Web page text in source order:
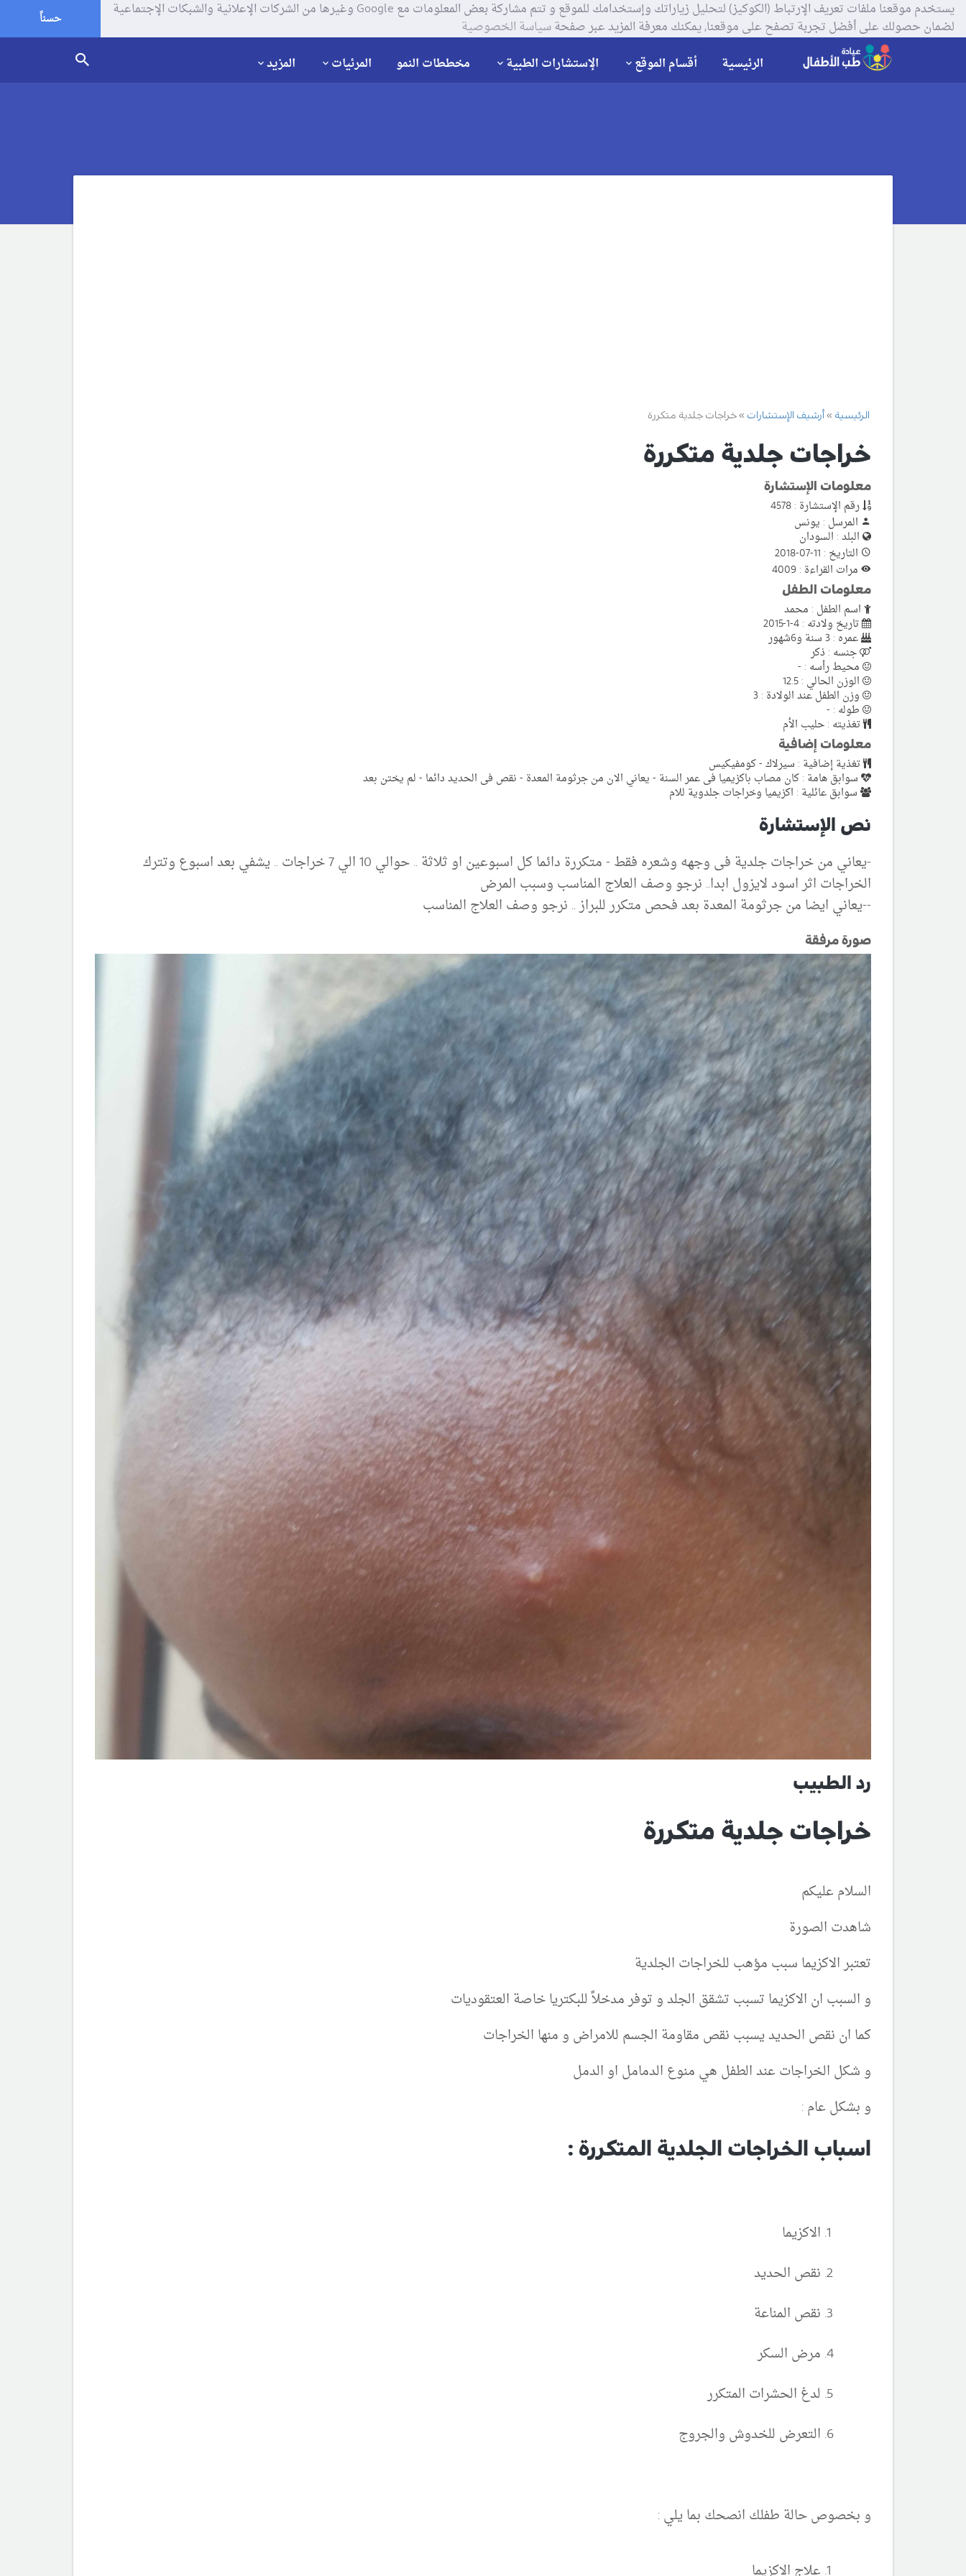
يستخدم موقعنا ملفات تعريف الإرتباط (الكوكيز) لتحليل زياراتك وإستخدامك للموقع و تتم مشاركة بعض المعلومات مع Google وغيرها من الشركات الإعلانية والشبكات الإجتماعية
لضمان حصولك على أفضل تجربة تصفح على موقعنا, يمكنك معرفة المزيد عبر صفحةسياسة الخصوصية حسناً
الرئيسية أقسام الموقع الإستشارات الطبية مخططات النمو المرئيات المزيد
الرئيسية أرشيف الإستشارات خراجات جلدية متكررة
خراجات جلدية متكررة
معلومات الإستشارة
رقم الإستشارة : 4578
المرسل : يونس
البلد : السودان
التاريخ : 11-07-2018
مرات القراءة : 4009
معلومات الطفل
اسم الطفل : محمد
تاريخ ولادته : 4-1-2015
عمره : 3 سنة و6شهور
جنسه : ذكر
محيط رأسه : -
الوزن الحالي : 12.5
وزن الطفل عند الولادة : 3
طوله : -
تغذيته : حليب الأم
معلومات إضافية
تغذية إضافية : سيرلاك - كومفيكيس
سوابق هامة : كان مصاب باكزيميا فى عمر السنة - يعاني الان من جرثومة المعدة - نقص فى الحديد دائما - لم يختن بعد
سوابق عائلية : اكزيميا وخراجات جلدوية للام
نص الإستشارة
-يعاني من خراجات جلدية فى وجهه وشعره فقط - متكررة دائما كل اسبوعين او ثلاثة .. حوالي 10 الي 7 خراجات .. يشفي بعد اسبوع وتترك
الخراجات اثر اسود لايزول ابدا.. نرجو وصف العلاج المناسب وسبب المرض
--يعاني ايضا من جرثومة المعدة بعد فحص متكرر للبراز .. نرجو وصف العلاج المناسب
صورة مرفقة
رد الطبيب
خراجات جلدية متكررة
السلام عليكم
شاهدت الصورة
تعتبر الاكزيما سبب مؤهب للخراجات الجلدية
و السبب ان الاكزيما تسبب تشقق الجلد و توفر مدخلاً للبكتريا خاصة العتقوديات
كما ان نقص الحديد يسبب نقص مقاومة الجسم للامراض و منها الخراجات
و شكل الخراجات عند الطفل هي منوع الدمامل او الدمل
و بشكل عام :
اسباب الخراجات الجلدية المتكررة :
الاكزيما
نقص الحديد
نقص المناعة
مرض السكر
لدغ الحشرات المتكرر
التعرض للخدوش والجروج
و بخصوص حالة طفلك انصحك بما يلي :